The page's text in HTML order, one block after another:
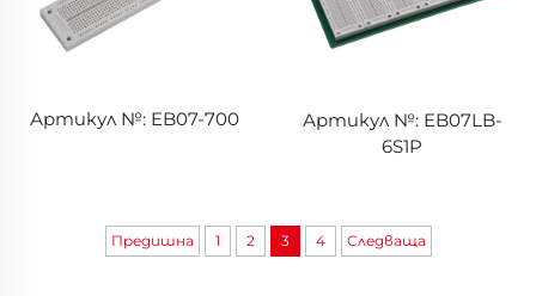
Артикул №: EB07-700
Артикул №: EB07LB-
6S1P
Предишна 1 2 3 4 Следваща